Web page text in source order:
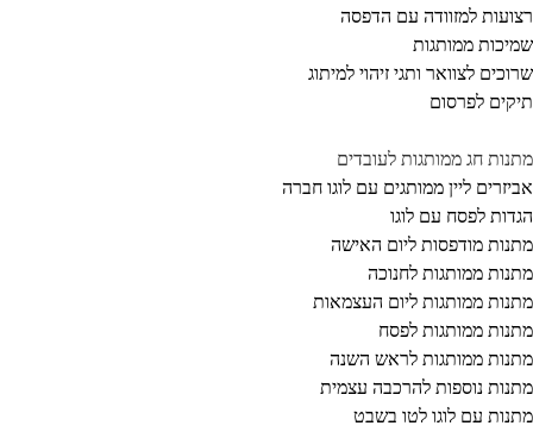
למזוודה עם הדפסה
ממותגות
לצוואר ותגי זיהוי למיתוג
לפרסום
חג ממותגות לעובדים
ליין ממותגים עם לוגו חברה
לפסח עם לוגו
מודפסות ליום האישה
ממותגות לחנוכה
ממותגות ליום העצמאות
ממותגות לפסח
ממותגות לראש השנה
נוספות להרכבה עצמית
עם לוגו לטו בשבט